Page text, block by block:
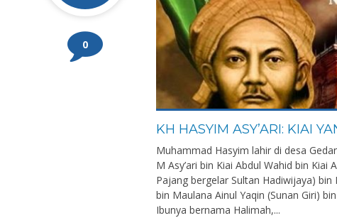
0
KH HASYIM ASY’ARI: KIAI
Muhammad Hasyim lahir di desa
M Asy’ari bin Kiai Abdul Wahid bin
Pajang bergelar Sultan Hadiwijaya)
bin Maulana Ainul Yaqin (Sunan Giri)
Ibunya bernama Halimah,...